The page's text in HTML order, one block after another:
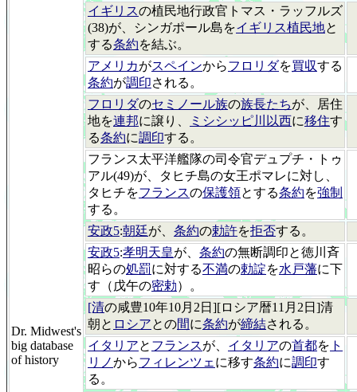
Dr. Midwest's
big database
of history
イギリスの植民地行政官トマス・ラッフルズ
(38)が、シンガポール島をイギリス植民地と
する条約を結ぶ。
アメリカがスペインからフロリダを買収する
条約が調印される。
フロリダのセミノール族の族長たちが、居住
地を連邦に譲り、 ミシシッピ川以西に移住す
る条約に調印する。
フランス太平洋艦隊の司令官デュプチ・トゥ
アル(49)が、タヒチ島の女王ポマレに対し、
タヒチをフランスの保護領とする条約を強制
する。
安政5:朝廷が、 条約の勅許を拒否する。
安政5:孝明天皇が、 条約の無断調印と徳川斉
昭らの処罰に対する不満の勅諚を水戸藩に下
す（戊午の密勅）。
[清の咸豊10年10月2日][ロシア暦11月2日]清
朝と ロシアとの間に条約が締結される。
イタリアと フランスが、 イタリアの首都を ト
リノからフィレンツェ に移す条約に調印す
る。